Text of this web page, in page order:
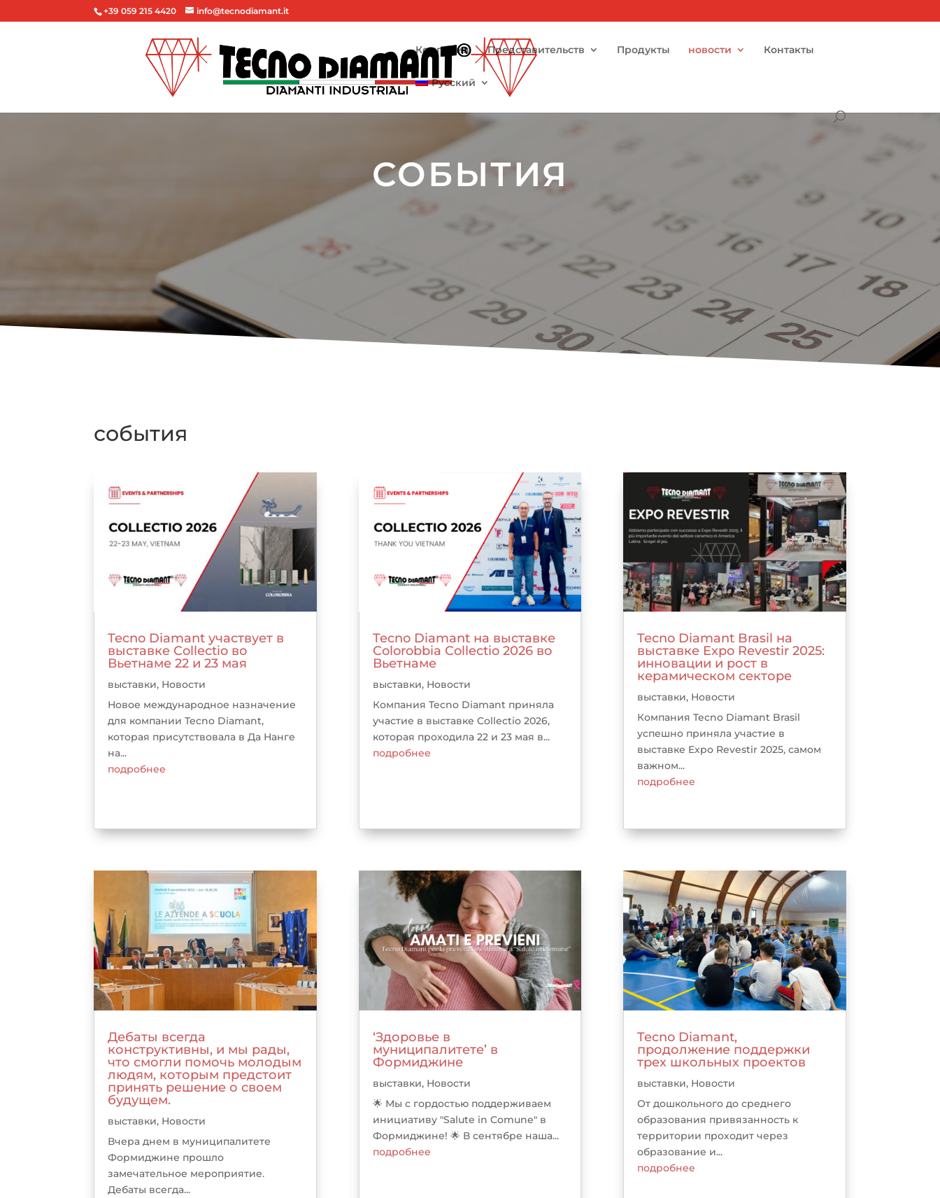
+39 059 215 4420 info@tecnodiamant.it
Компания Представительств Продукты новости Контакты
Русский
СОБЫТИЯ
события
Tecno Diamant участвует в
выставке Collectio во
Вьетнаме 22 и 23 мая
выставки, Новости
Новое международное назначение
для компании Tecno Diamant,
которая присутствовала в Да Нанге
на...
подробнее
Дебаты всегда
конструктивны, и мы рады,
что смогли помочь молодым
людям, которым предстоит
принять решение о своем
будущем.
выставки, Новости
Вчера днем в муниципалитете
Формиджине прошло
замечательное мероприятие.
Дебаты всегда...
Tecno Diamant на выставке
Colorobbia Collectio 2026 во
Вьетнаме
выставки, Новости
Компания Tecno Diamant приняла
участие в выставке Collectio 2026,
которая проходила 22 и 23 мая в...
подробнее
‘Здоровье в
муниципалитете’ в
Формиджине
выставки, Новости
🌟 Мы с гордостью поддерживаем
инициативу "Salute in Comune" в
Формиджине! 🌟 В сентябре наша...
подробнее
Tecno Diamant Brasil на
выставке Expo Revestir 2025:
инновации и рост в
керамическом секторе
выставки, Новости
Компания Tecno Diamant Brasil
успешно приняла участие в
выставке Expo Revestir 2025, самом
важном...
подробнее
Tecno Diamant,
продолжение поддержки
трех школьных проектов
выставки, Новости
От дошкольного до среднего
образования привязанность к
территории проходит через
образование и...
подробнее